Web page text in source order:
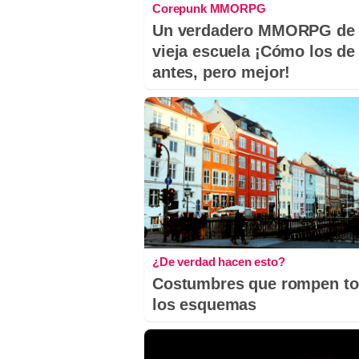
Corepunk MMORPG
Un verdadero MMORPG de
vieja escuela ¡Cómo los de
antes, pero mejor!
¿De verdad hacen esto?
Costumbres que rompen
los esquemas